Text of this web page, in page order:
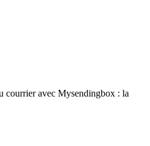
courrier avec Mysendingbox : la